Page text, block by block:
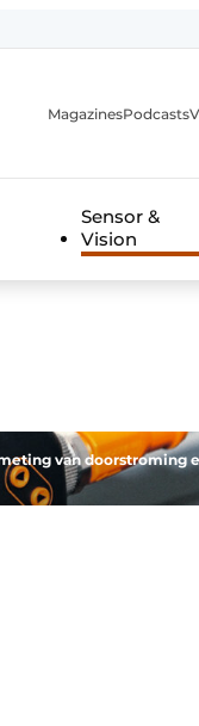
MagazinesPodcasts
Sensor &
Vision
van doorstroming